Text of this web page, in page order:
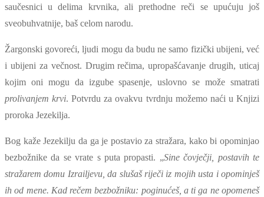
saučesnici u delima krvnika, ali prethodne reči se upućuju još
sveobuhvatnije, baš celom narodu.
Žargonski govoreći, ljudi mogu da budu ne samo fizički ubijeni, već
i ubijeni za večnost. Drugim rečima, upropašćavanje drugih, uticaj
kojim oni mogu da izgube spasenje, uslovno se može smatrati
prolivanjem krvi. Potvrdu za ovakvu tvrdnju možemo naći u Knjizi
proroka Jezekilja.
Bog kaže Jezekilju da ga je postavio za stražara, kako bi opominjao
bezbožnike da se vrate s puta propasti. „Sine čovječji, postavih te
stražarem domu Izrailjevu, da slušaš riječi iz mojih usta i opominješ
ih od mene. Kad rečem bezbožniku: poginućeš, a ti ga ne opomeneš